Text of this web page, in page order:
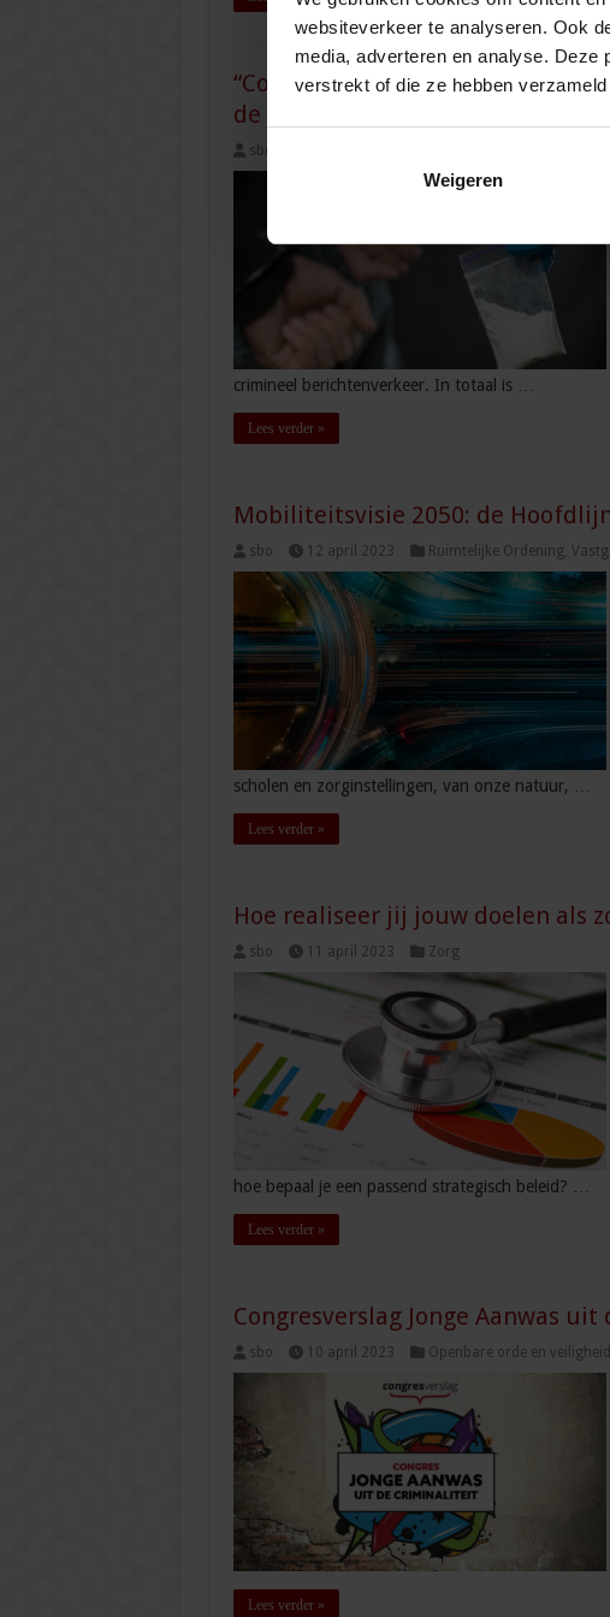
websiteverkeer te analyseren. Ook
media, adverteren en analyse. Deze
verstrekt of die ze hebben
Weigeren
“Cocaïnesmokkel, fraude of
de lol, maar voor de winst”
sbo
crimineel berichtenverkeer. In totaal is …
Lees verder »
Mobiliteitsvisie 2050: de
sbo 12 april 2023 Ruimtelijke Ordening,
scholen en zorginstellingen, van onze natuur, …
Lees verder »
Hoe realiseer jij jouw doelen als
sbo 11 april 2023 Zorg
hoe bepaal je een passend strategisch beleid? …
Lees verder »
Congresverslag Jonge Aanwas
sbo 10 april 2023 Openbare orde en veiligheid
Lees verder »